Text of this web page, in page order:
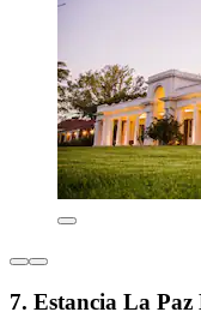
7. Estancia La Paz